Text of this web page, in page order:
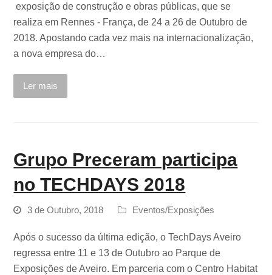
exposição de construção e obras públicas, que se
realiza em Rennes - França, de 24 a 26 de Outubro de
2018. Apostando cada vez mais na internacionalização,
a nova empresa do…
Ler mais
Grupo Preceram participa
no TECHDAYS 2018
3 de Outubro, 2018 Eventos/Exposições
Após o sucesso da última edição, o TechDays Aveiro
regressa entre 11 e 13 de Outubro ao Parque de
Exposições de Aveiro. Em parceria com o Centro Habitat